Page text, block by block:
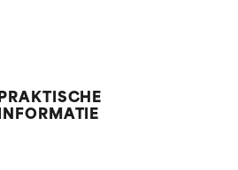
PRAKTISCHE
INFORMATIE